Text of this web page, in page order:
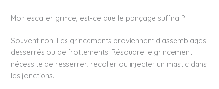
Mon escalier grince, est-ce que le ponçage suffira ?
Souvent non. Les grincements proviennent d’assemblages
desserrés ou de frottements. Résoudre le grincement
nécessite de resserrer, recoller ou injecter un mastic dans
les jonctions.